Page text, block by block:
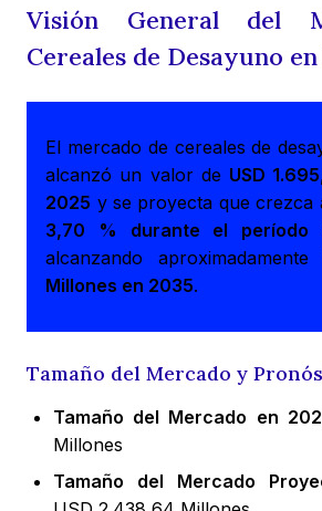
Visión General del
Cereales de Desayuno
El mercado de cereales de
alcanzó un valor de USD
2025 y se proyecta que crezca
3,70 % durante el período
alcanzando aproximadamente
Millones en 2035.
Tamaño del Mercado y
Tamaño del Mercado en
Millones
Tamaño del Mercado